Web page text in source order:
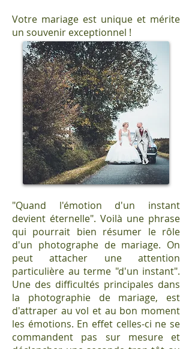
Votre mariage est unique et mérite
un souvenir exceptionnel !
"Quand l'émotion d'un instant
devient éternelle". Voilà une phrase
qui pourrait bien résumer le rôle
d'un photographe de mariage. On
peut attacher une attention
particulière au terme "d'un instant".
Une des difficultés principales dans
la photographie de mariage, est
d'attraper au vol et au bon moment
les émotions. En effet celles-ci ne se
commandent pas sur mesure et